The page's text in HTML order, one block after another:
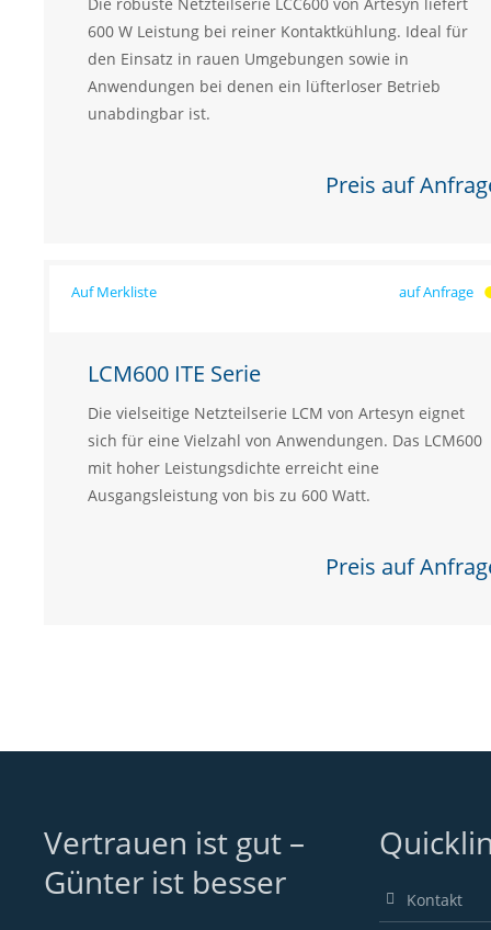
600 W Leistung bei reiner Kontaktkühlung. Ideal für
den Einsatz in rauen Umgebungen sowie in
Anwendungen bei denen ein lüfterloser Betrieb
unabdingbar ist.
Preis auf
auf Anfrage
LCM600 ITE Serie
Die vielseitige Netzteilserie LCM von Artesyn eignet
sich für eine Vielzahl von Anwendungen. Das LCM600
mit hoher Leistungsdichte erreicht eine
Ausgangsleistung von bis zu 600 Watt.
Preis auf
Vertrauen ist gut –
Günter ist besser
Kontakt